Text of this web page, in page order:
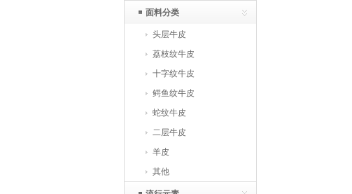
面料分类
头层牛皮
荔枝纹牛皮
十字纹牛皮
鳄鱼纹牛皮
蛇纹牛皮
二层牛皮
羊皮
其他